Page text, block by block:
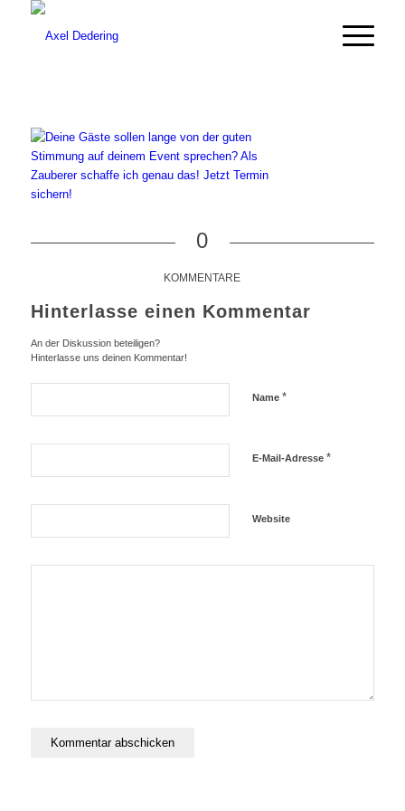
0
KOMMENTARE
Hinterlasse einen Kommentar
An der Diskussion beteiligen?
Hinterlasse uns deinen Kommentar!
Name *
E-Mail-Adresse *
Website